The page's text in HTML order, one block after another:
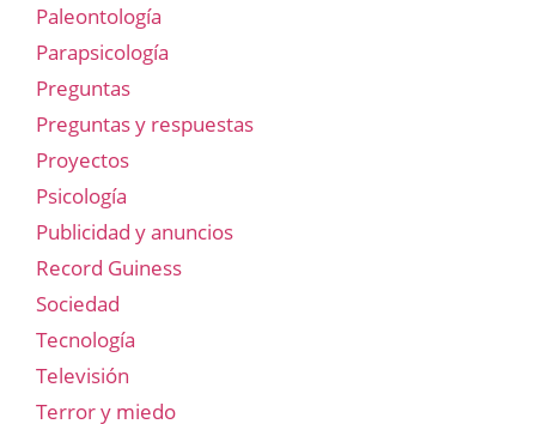
Paleontología
Parapsicología
Preguntas
Preguntas y respuestas
Proyectos
Psicología
Publicidad y anuncios
Record Guiness
Sociedad
Tecnología
Televisión
Terror y miedo